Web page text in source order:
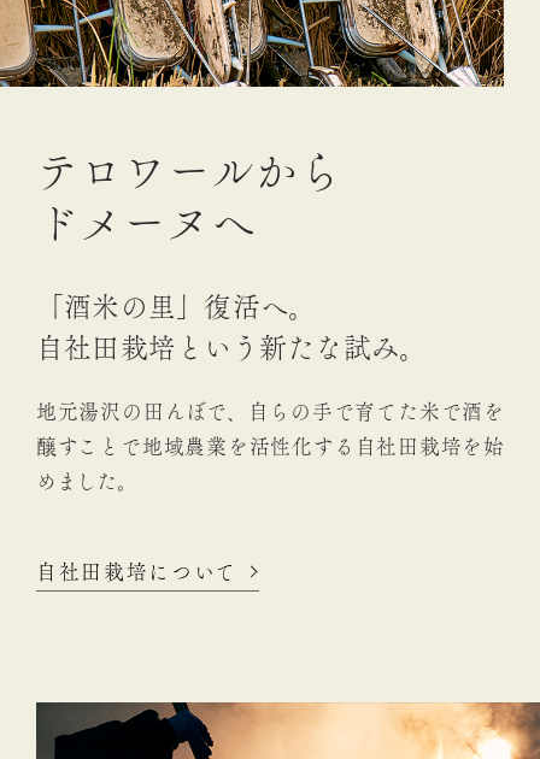
テ ロ ワ ー ルか ら
ド メ ー ヌ へ
「酒米の里」復活へ。
自社田栽培という新たな試み。
地元湯沢の⽥んぼで、⾃らの⼿で育てた⽶で酒を
醸すことで地域農業を活性化する⾃社⽥栽培を始
めました。
自社田栽培について